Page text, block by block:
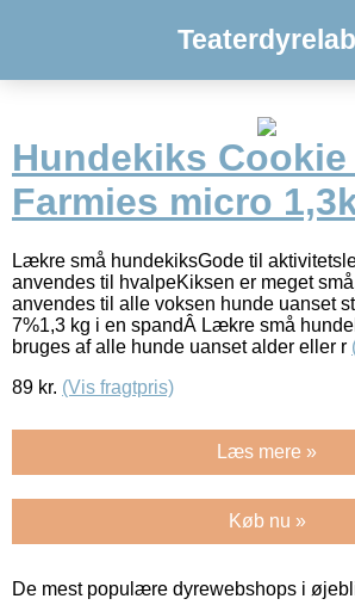
Teaterdyrelab
Hundekiks
Farmies micro
Lækre små hundekiksGode til
anvendes til hvalpeKiksen er meget
anvendes til alle voksen hunde uanset
7%1,3 kg i en spandÂ Lækre små
bruges af alle hunde uanset alder eller r
89 kr. (Vis fragtpris)
Læs mere »
Køb nu »
De mest populære dyrewebshops i